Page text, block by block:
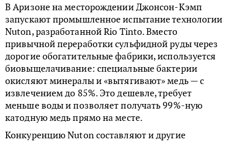
В Аризоне на месторождении Джонсон-Кэмп
запускают промышленное испытание технологии
Nuton, разработанной Rio Tinto. Вместо
привычной переработки сульфидной руды через
дорогие обогатительные фабрики, используется
биовыщелачивание: специальные бактерии
окисляют минералы и «вытягивают» медь — с
извлечением до 85%. Это дешевле, требует
меньше воды и позволяет получать 99%-ную
катодную медь прямо на месте.
Конкуренцию Nuton составляют и другие